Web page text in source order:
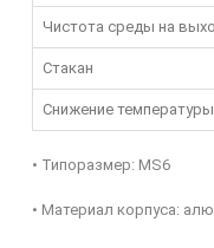
Чистота среды на
Стакан
Снижение
• Типоразмер: MS6
• Материал корпуса: